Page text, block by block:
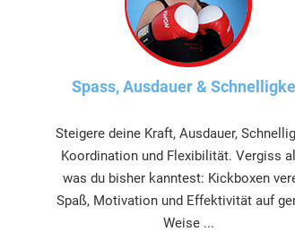
Spass, Ausdauer &
Steigere deine Kraft, Ausdauer,
Koordination und Flexibilität. Vergiss
was du bisher kanntest: Kickboxen
Spaß, Motivation und Effektivität auf
Weise ...